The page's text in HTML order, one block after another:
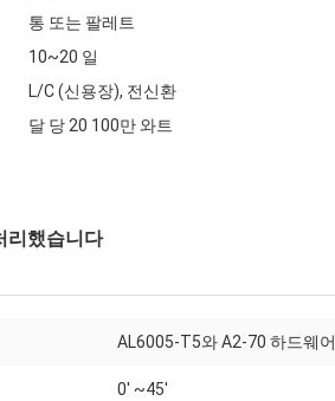
통 또는 팔레트
10~20 일
L/C (신용장), 전신환
달 당 20 100만 와트
리했습니다
AL6005-T5와 A2-70 하드웨어
0' ~45'